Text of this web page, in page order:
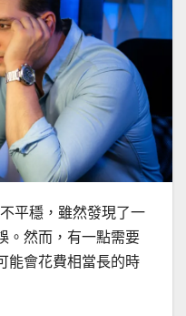
平穩，雖然發現了一
。然而，有一點需要
能會花費相當長的時